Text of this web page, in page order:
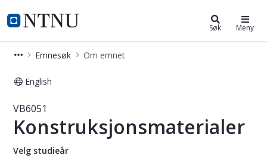
NTNU Hjemmeside
Studier Søk Meny
Emnesøk Om emnet
English
Emne - Konstruksjonsmaterialer -
VB6051
Konstruksjonsmaterialer
Velg studieår